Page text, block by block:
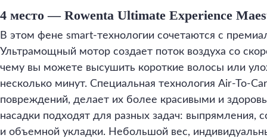
4 место — Rowenta Ultimate Experience
В этом фене smart-технологии сочетаются с
Ультрамощный мотор создает поток воздуха со
чему вы можете высушить короткие волосы или
несколько минут. Специальная технология Air-To-
повреждений, делает их более красивыми и
насадки подходят для разных задач: выпрямления,
и объемной укладки. Небольшой вес,